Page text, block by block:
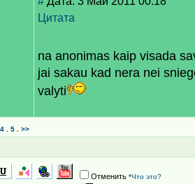
Цитата
na anonimas kaip visada
jai sakau kad nera nei
valyti
4 5 >>
Отменить *Что это?